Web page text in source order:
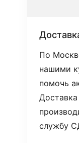
По
нашими
помочь
службу